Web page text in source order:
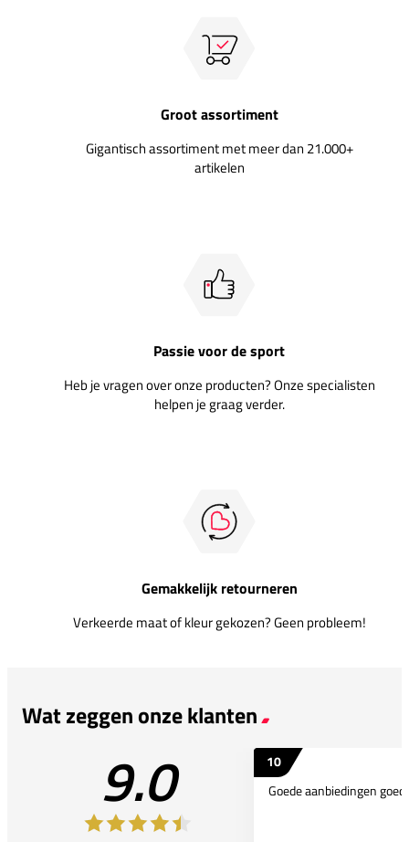
Groot assortiment
Gigantisch assortiment met meer dan 21.000+
artikelen
Passie voor de sport
Heb je vragen over onze producten? Onze specialisten
helpen je graag verder.
Gemakkelijk retourneren
Verkeerde maat of kleur gekozen? Geen probleem!
Wat zeggen onze klanten
9.0
10
Goede aanbiedingen